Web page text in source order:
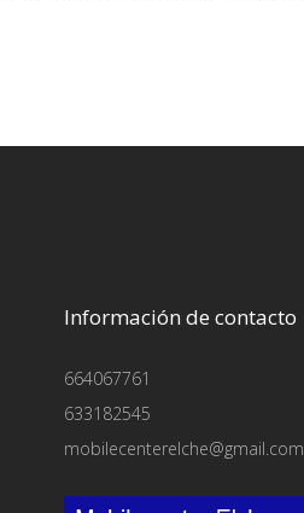
Información de contacto
664067761
633182545
mobilecenterelche@gmail.com